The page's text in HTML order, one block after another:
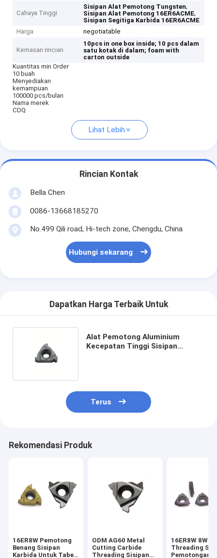
Cahaya Tinggi
Sisipan Alat Pemotong Tungsten,
Sisipan Alat Pemotong 16ER6ACME,
Sisipan Segitiga Karbida 16ER6ACME
Harga
negotiatable
Kemasan rincian
10pcs in one box inside; 10 pcs dalam
satu kotak di dalam; foam with
carton outside
Kuantitas min Order
10 buah
Menyediakan
kemampuan
100000 pcs/bulan
Nama merek
CDQ
Lihat Lebih
Rincian Kontak
Bella Chen
0086-13668185270
No.499 Qili road, Hi-tech zone, Chengdu, China
Hubungi sekarang
Dapatkan Harga Terbaik Untuk
Alat Pemotong Aluminium
Kecepatan Tinggi Sisipan
Terus
Rekomendasi Produk
16ER8W Pemotong
Benang Sisipan
Karbida Untuk Tabel
ODM AG60 Metal
Cutting Carbide
Threading Sisipan
16ER8W 8W
Threading
Pemotongan